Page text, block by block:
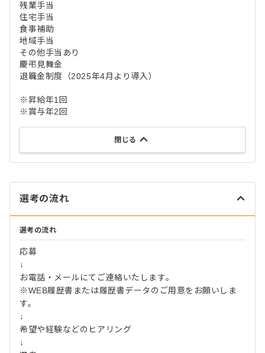
残業手当
住宅手当
食事補助
地域手当
その他手当あり
慶弔見舞金
退職金制度（2025年4月より導入）
※昇給年1回
※賞与年2回
閉じる
選考の流れ
選考の流れ
応募
↓
お電話・メールにてご連絡いたします。
※WEB履歴書または履歴書データのご用意をお願いしま
す。
↓
希望や経験などのヒアリング
↓